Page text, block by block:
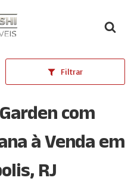
inicial
Filtrar
com
à Venda em
RJ